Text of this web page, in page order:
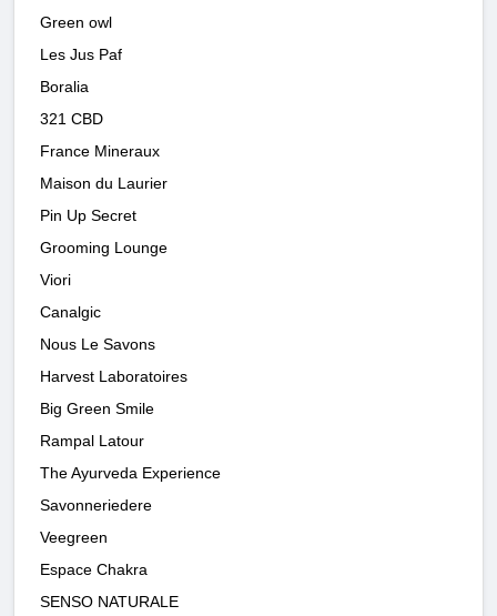
Green owl
Les Jus Paf
Boralia
321 CBD
France Mineraux
Maison du Laurier
Pin Up Secret
Grooming Lounge
Viori
Canalgic
Nous Le Savons
Harvest Laboratoires
Big Green Smile
Rampal Latour
The Ayurveda Experience
Savonneriedere
Veegreen
Espace Chakra
SENSO NATURALE